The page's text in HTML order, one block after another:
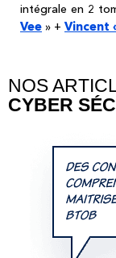
intégrale en 2
Vee » + Vincent
NOS
CYBER